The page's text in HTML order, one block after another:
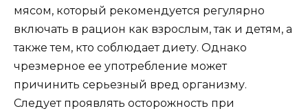
мясом, который рекомендуется регулярно
включать в рацион как взрослым, так и детям, а
также тем, кто соблюдает диету. Однако
чрезмерное ее употребление может
причинить серьезный вред организму.
Следует проявлять осторожность при